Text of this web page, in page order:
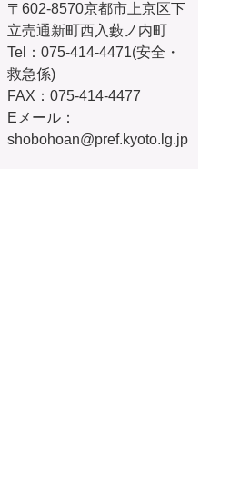
〒602-8570京都市上京区下
立売通新町西入藪ノ内町
Tel：075-414-4471(安全・
救急係)
FAX：075-414-4477
Eメール：
shobohoan@pref.kyoto.lg.jp